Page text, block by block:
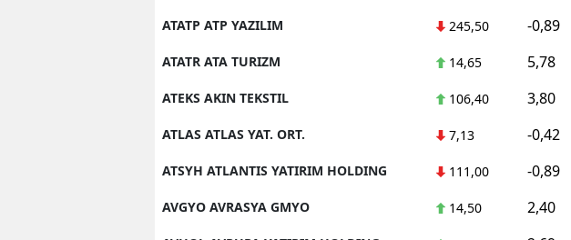
ATATP ATP YAZILIM 245,50 -0,89
ATATR ATA TURIZM 14,65 5,78
ATEKS AKIN TEKSTIL 106,40 3,80
ATLAS ATLAS YAT. ORT. 7,13 -0,42
ATSYH ATLANTIS YATIRIM HOLDING 111,00 -0,89
AVGYO AVRASYA GMYO 14,50 2,40